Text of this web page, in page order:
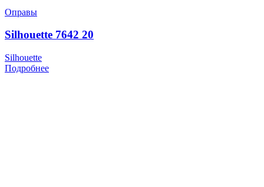
Оправы
Silhouette 7642 20
Silhouette
Подробнее